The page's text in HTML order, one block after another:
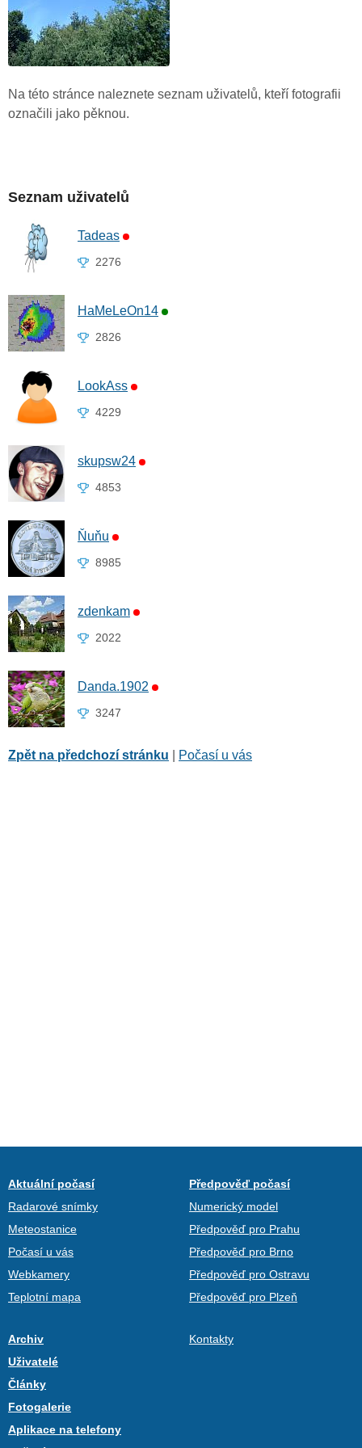
Na této stránce naleznete seznam uživatelů, kteří fotografii
označili jako pěknou.
Seznam uživatelů
Tadeas
2276
HaMeLeOn14
2826
LookAss
4229
skupsw24
4853
Ňuňu
8985
zdenkam
2022
Danda.1902
3247
Zpět na předchozí stránku Počasí u vás
Aktuální počasí
Radarové snímky
Meteostanice
Počasí u vás
Webkamery
Teplotní mapa
Předpověď počasí
Numerický model
Předpověď pro Prahu
Předpověď pro Brno
Předpověď pro Ostravu
Předpověď pro Plzeň
Archiv
Uživatelé
Články
Fotogalerie
Aplikace na telefony
Kontakty